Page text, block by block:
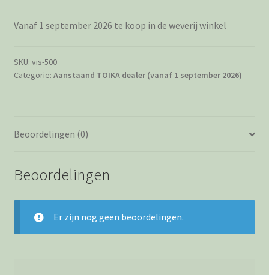
Vanaf 1 september 2026 te koop in de weverij winkel
SKU: vis-500
Categorie: Aanstaand TOIKA dealer (vanaf 1 september 2026)
Beoordelingen (0)
Beoordelingen
Er zijn nog geen beoordelingen.